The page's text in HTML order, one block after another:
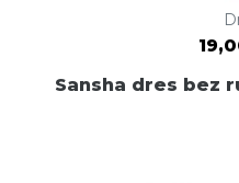
Sansha dres bez